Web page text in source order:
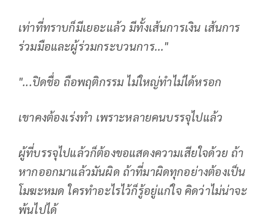
เท่าที่ทราบก็มีเยอะแล้ว มีทั้งเส้นการเงิน เส้นการ
ร่วมมือและผู้ร่วมกระบวนการ..."
"...ปิดชื่อ ถือพฤติกรรม ไม่ใหญ่ทําไม่ได้หรอก
เขาคงต้องเร่งทํา เพราะหลายคนบรรจุไปแล้ว
ผู้ที่บรรจุไปแล้วก็ต้องขอแสดงความเสียใจด้วย ถ้า
หากออกมาแล้วมันผิด ถ้าที่มาผิดทุกอย่างต้องเป็น
โมฆะหมด ใครทําอะไรไว้ก็รู้อยู่แก่ใจ คิดว่าไม่น่าจะ
พ้นไปได้